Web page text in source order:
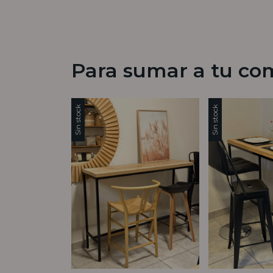
Para sumar a tu
Sin stock Sin stock